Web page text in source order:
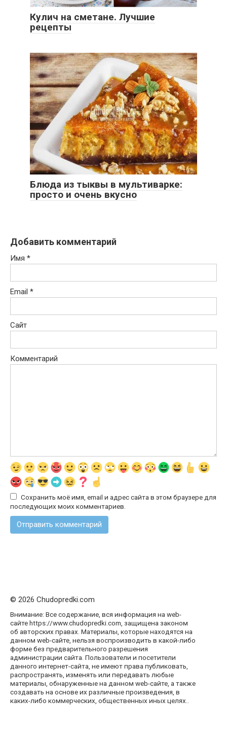
Кулич на сметане. Лучшие
рецепты
Блюда из тыквы в мультиварке:
просто и очень вкусно
Добавить комментарий
Имя *
Email *
Сайт
Комментарий
Сохранить моё имя, email и адрес сайта в этом браузере для
последующих моих комментариев.
© 2026 Chudopredki.com
Внимание: Все содержание, вся информация на web-
сайте https://www.chudopredki.com, защищена законом
об авторских правах. Материалы, которые находятся на
данном web-сайте, нельзя воспроизводить в какой-либо
форме без предварительного разрешения
администрации сайта. Пользователи и посетители
данного интернет-сайта, не имеют права публиковать,
распространять, изменять или передавать любые
материалы, обнаруженные на данном web-сайте, а также
создавать на основе их различные произведения, в
каких-либо коммерческих, общественных иных целях..